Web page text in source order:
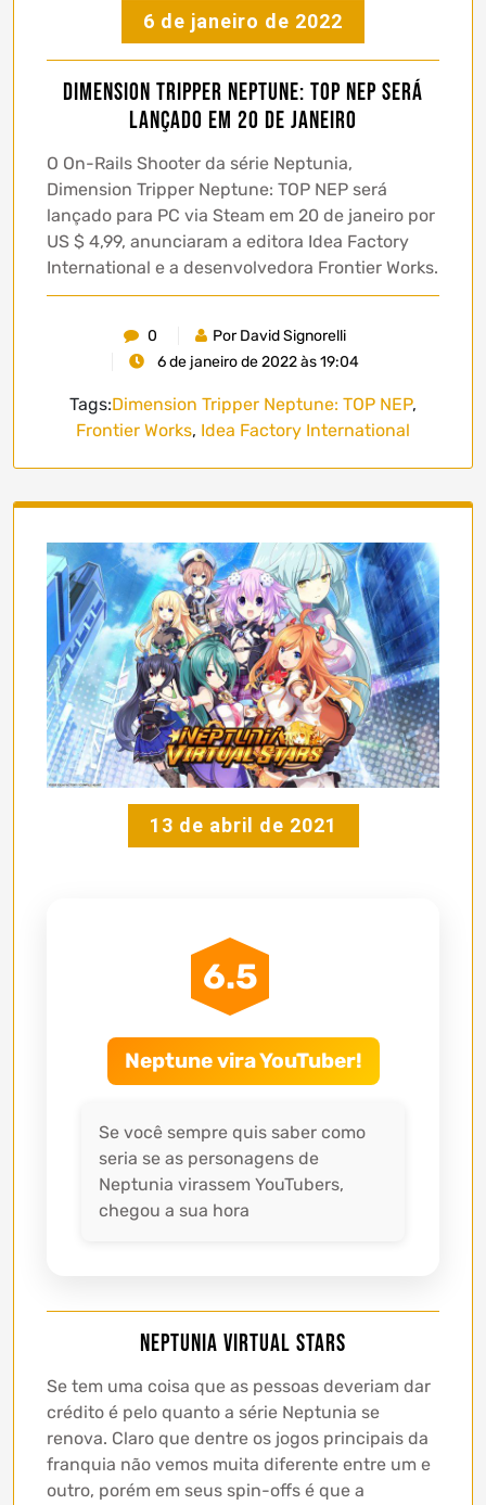
6 de janeiro de 2022
Dimension Tripper Neptune: TOP NEP será
lançado em 20 de janeiro
O On-Rails Shooter da série Neptunia,
Dimension Tripper Neptune: TOP NEP será
lançado para PC via Steam em 20 de janeiro por
US $ 4,99, anunciaram a editora Idea Factory
International e a desenvolvedora Frontier Works.
0
Por David Signorelli
6 de janeiro de 2022 às 19:04
Tags:Dimension Tripper Neptune: TOP NEP,
Frontier Works, Idea Factory International
13 de abril de 2021
6.5
Neptune vira YouTuber!
Se você sempre quis saber como
seria se as personagens de
Neptunia virassem YouTubers,
chegou a sua hora
Neptunia Virtual Stars
Se tem uma coisa que as pessoas deveriam dar
crédito é pelo quanto a série Neptunia se
renova. Claro que dentre os jogos principais da
franquia não vemos muita diferente entre um e
outro, porém em seus spin-offs é que a